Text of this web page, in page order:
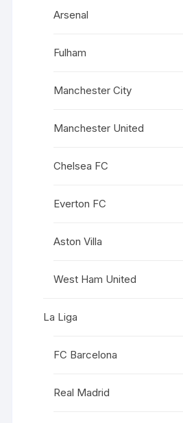
Arsenal
Fulham
Manchester City
Manchester United
Chelsea FC
Everton FC
Aston Villa
West Ham United
La Liga
FC Barcelona
Real Madrid